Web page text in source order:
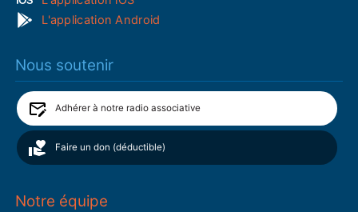
L'application Android
Nous soutenir
Adhérer à notre radio associative
Faire un don (déductible)
Notre équipe